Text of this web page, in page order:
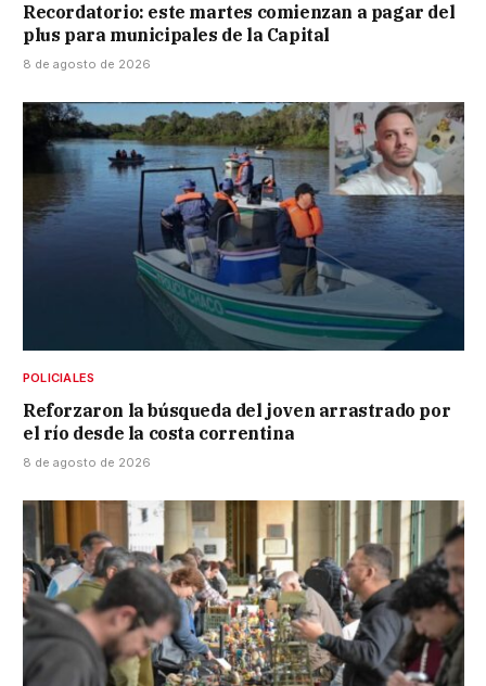
Recordatorio: este martes comienzan a pagar del
plus para municipales de la Capital
8 de agosto de 2026
POLICIALES
Reforzaron la búsqueda del joven arrastrado por
el río desde la costa correntina
8 de agosto de 2026